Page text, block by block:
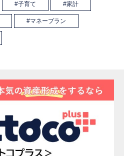
子育て 家計
マネープラン